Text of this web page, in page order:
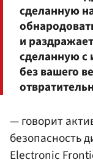
сделанную
и
сделанную с
без вашего
— говорит
безопасность
Electronic